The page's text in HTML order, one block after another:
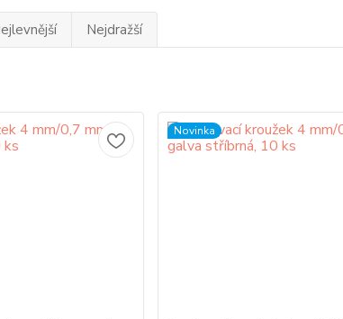
Nejdražší
Novinka